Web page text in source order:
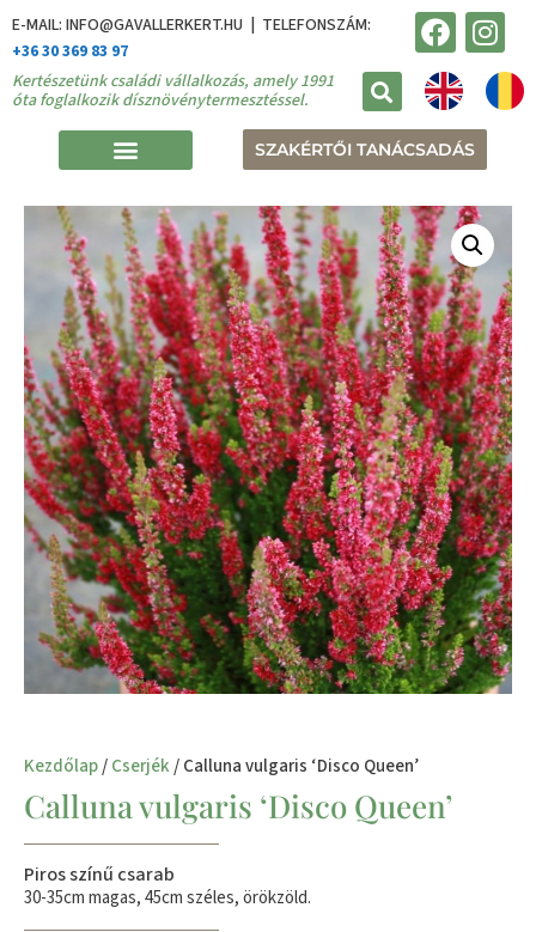
E-MAIL: INFO@GAVALLERKERT.HU | TELEFONSZÁM:
+36 30 369 83 97
Kertészetünk családi vállalkozás, amely 1991
óta foglalkozik dísznövénytermesztéssel.
SZAKÉRTŐI TANÁCSADÁS
Kezdőlap/Cserjék/ Calluna vulgaris ‘Disco Queen’
Calluna vulgaris ‘Disco Queen’
Piros színű csarab
30-35cm magas, 45cm széles, örökzöld.